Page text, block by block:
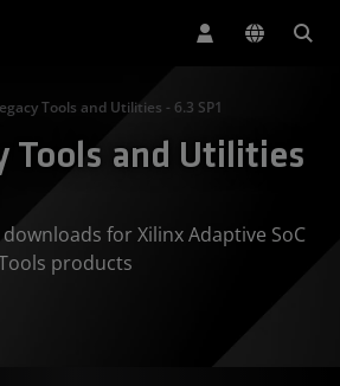
Tools and Utilities - 6.3 SP1
Tools and Utilities
for Xilinx Adaptive SoC
products